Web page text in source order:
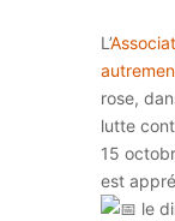
L’
rose,
lutte
15
est
le